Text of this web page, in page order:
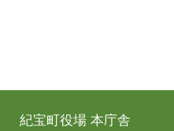
紀宝町役場 本庁舎